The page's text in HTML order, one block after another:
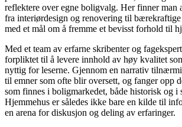
reflektere over egne boligvalg. Her finner man
fra interiørdesign og renovering til
med et mål om å fremme et bevisst forhold til
Med et team av erfarne skribenter og
forpliktet til å levere innhold av høy kvalitet
nyttig for leserne. Gjennom en narrativ
til emner som ofte blir oversett, og fanger opp
som finnes i boligmarkedet, både historisk og i
Hjemmehus er således ikke bare en kilde til
en arena for diskusjon og deling av erfaringer.